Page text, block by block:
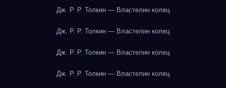
Дж. Р. Р. Толкин — Властелин колец
Дж. Р. Р. Толкин — Властелин колец
Дж. Р. Р. Толкин — Властелин колец
Дж. Р. Р. Толкин — Властелин колец